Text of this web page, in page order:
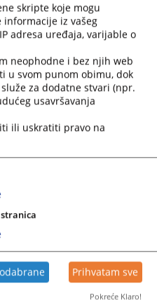
skripte koje mogu
iz vašeg
adresa uređaja, varijable o
neophodne i bez njih web
u svom punom obimu, dok
za dodatne stvari (npr.
usavršavanja
ili uskratiti pravo na
Prihvatam sve
Pokreće Klaro!